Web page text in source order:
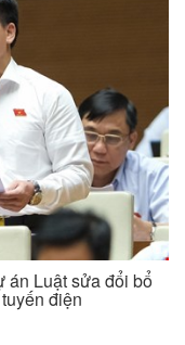
án Luật sửa đổi bổ
điện